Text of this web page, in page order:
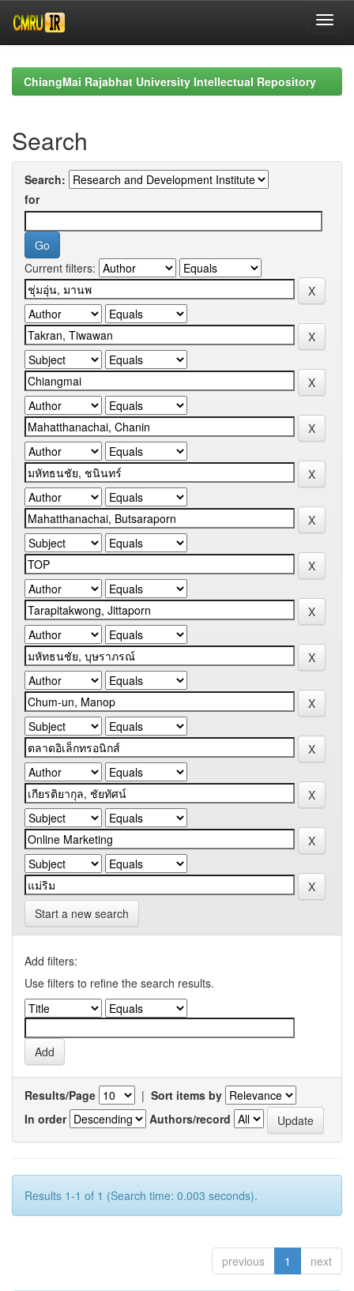
navigationChiangMai Rajabhat University Intellectual Repository
Search
Search:
for
Current filters:
Start a new search
Add filters:
Use filters to refine the search results.
Results/Page | Sort items by
In order
Authors/record
Results 1-1 of 1 (Search time: 0.003 seconds).
previous 1 next